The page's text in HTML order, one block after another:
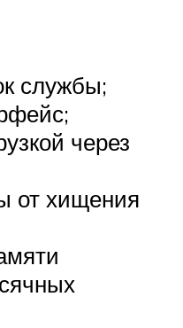
службы;
через
от хищения